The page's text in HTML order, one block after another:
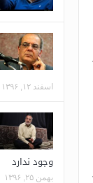
اسفند ۱۲, ۱۳۹۶
وجود ندارد
بهمن ۲۵, ۱۳۹۶